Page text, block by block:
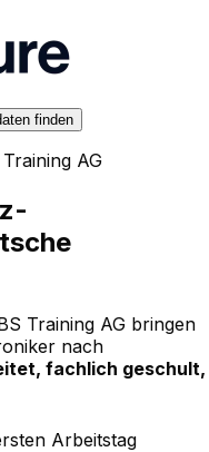
finden
AG
Training AG bringen
nach
fachlich geschult,
Arbeitstag